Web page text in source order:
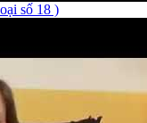
số 18 )